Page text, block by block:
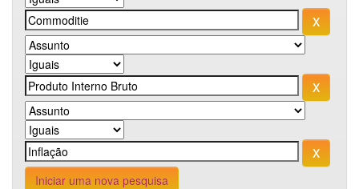
Iniciar uma nova pesquisa